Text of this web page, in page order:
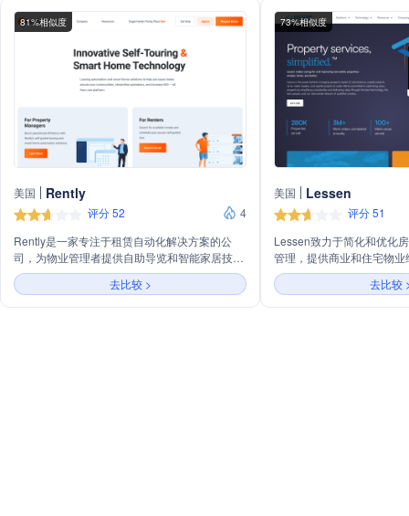
81%相似度
美国 Rently
评分 52
4
Rently是一家专注于租赁自动化解决方案的公
司，为物业管理者提供自助导览和智能家居技
术，以提高租赁速度、保障社区安全、简化运营
并增加净营业收入。公司业务涵盖智能管理能源
使用、预防损害、监控活动和控制访问，同时提
去比较 >
73%相似度
美国 Lessen
评分 51
Lessen致力于简化和优化
管理，提供商业和住宅物
维修、资本项目、翻新和
专业人才和全国合格供应
客户快速将资产推向市场
去比较